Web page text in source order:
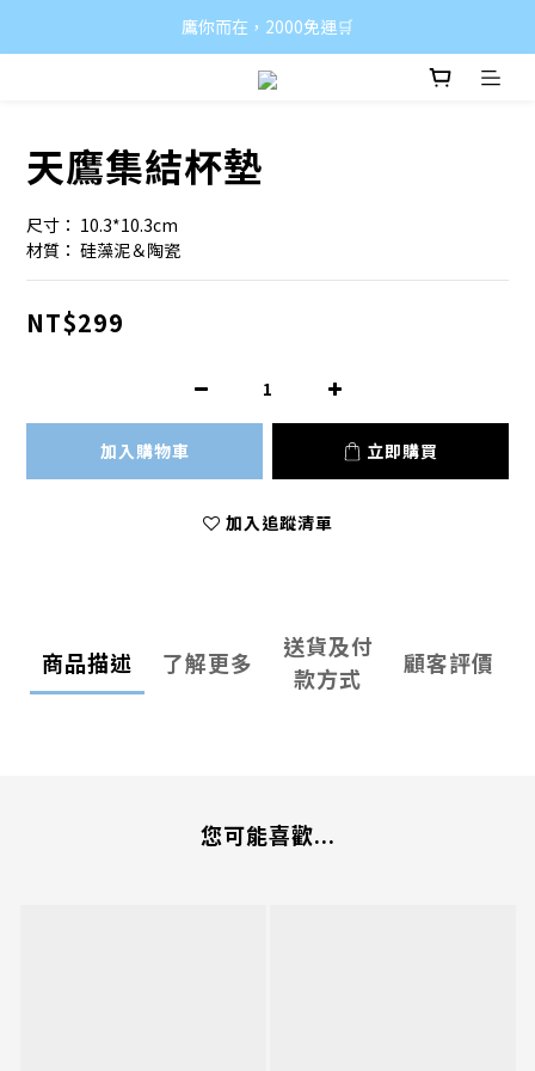
鷹你而在，2000免運🛒
天鷹集結杯墊
尺寸： 10.3*10.3cm
材質： 硅藻泥＆陶瓷
NT$299
加入購物車 立即購買
加入追蹤清單
商品描述 了解更多
送貨及付
款方式
顧客評價
您可能喜歡...